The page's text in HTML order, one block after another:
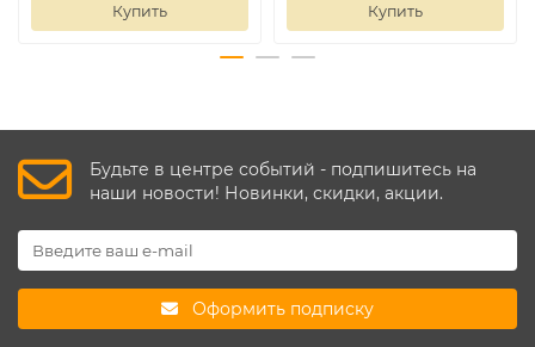
Купить Купить
Будьте в центре событий - подпишитесь на
наши новости! Новинки, скидки, акции.
Оформить подписку